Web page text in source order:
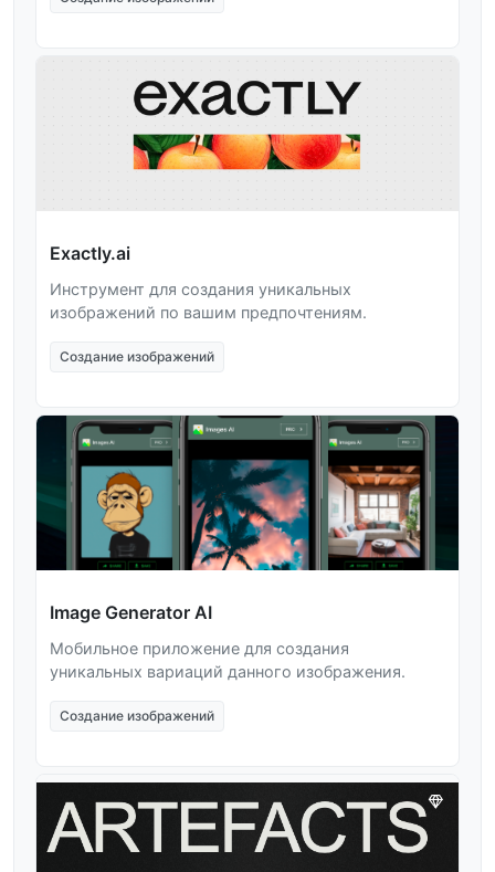
Exactly.ai
Инструмент для создания уникальных
изображений по вашим предпочтениям.
Создание изображений
Image Generator AI
Мобильное приложение для создания
уникальных вариаций данного изображения.
Создание изображений